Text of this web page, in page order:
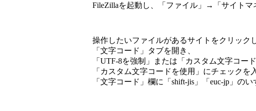
FileZillaを起動し、「ファイル」→「サイトマ
操作したいファイルがあるサイトをクリック
「文字コード」タブを開き、
「UTF-8を強制」または「カスタム文字コー
「カスタム文字コードを使用」にチェックを
「文字コード」欄に「shift-jis」「euc-jp」のい